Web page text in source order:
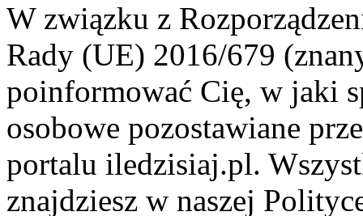
W związku z
Rady (UE) 2016/679
poinformować Cię, w jaki
osobowe pozostawiane
portalu iledzisiaj.pl.
znajdziesz w naszej